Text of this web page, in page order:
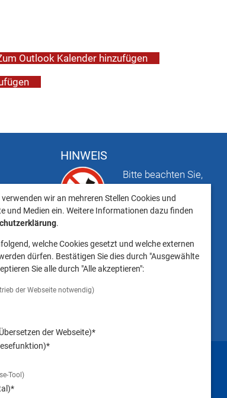
Outlook Kalender hinzufügen
HINWEIS
Bitte beachten Sie,
von Tieren ins
gestattet ist.
wir an mehreren Stellen Cookies und
und Medien ein. Weitere Informationen dazu finden
.
welche Cookies gesetzt und welche externen
dürfen. Bestätigen Sie dies durch "Ausgewählte
Sie alle durch "Alle akzeptieren":
der Webseite notwendig)
der Webseite)*
Tool)